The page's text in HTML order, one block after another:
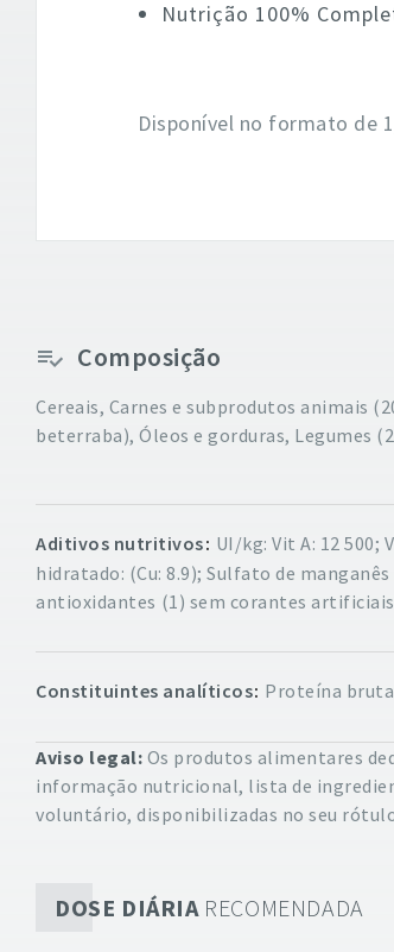
Nutrição 100%
Disponível no formato de
Composição
Cereais, Carnes e subprodutos animais
beterraba), Óleos e gorduras, Legumes
Aditivos nutritivos UI/kg: Vit A: 12 500;
hidratado: (Cu: 8.9); Sulfato de
antioxidantes (1) sem corantes
Constituintes analíticos Proteína
Aviso legal: Os produtos alimentares
informação nutricional, lista de
voluntário, disponibilizadas no seu
DOSE DIÁRIARECOMENDADA